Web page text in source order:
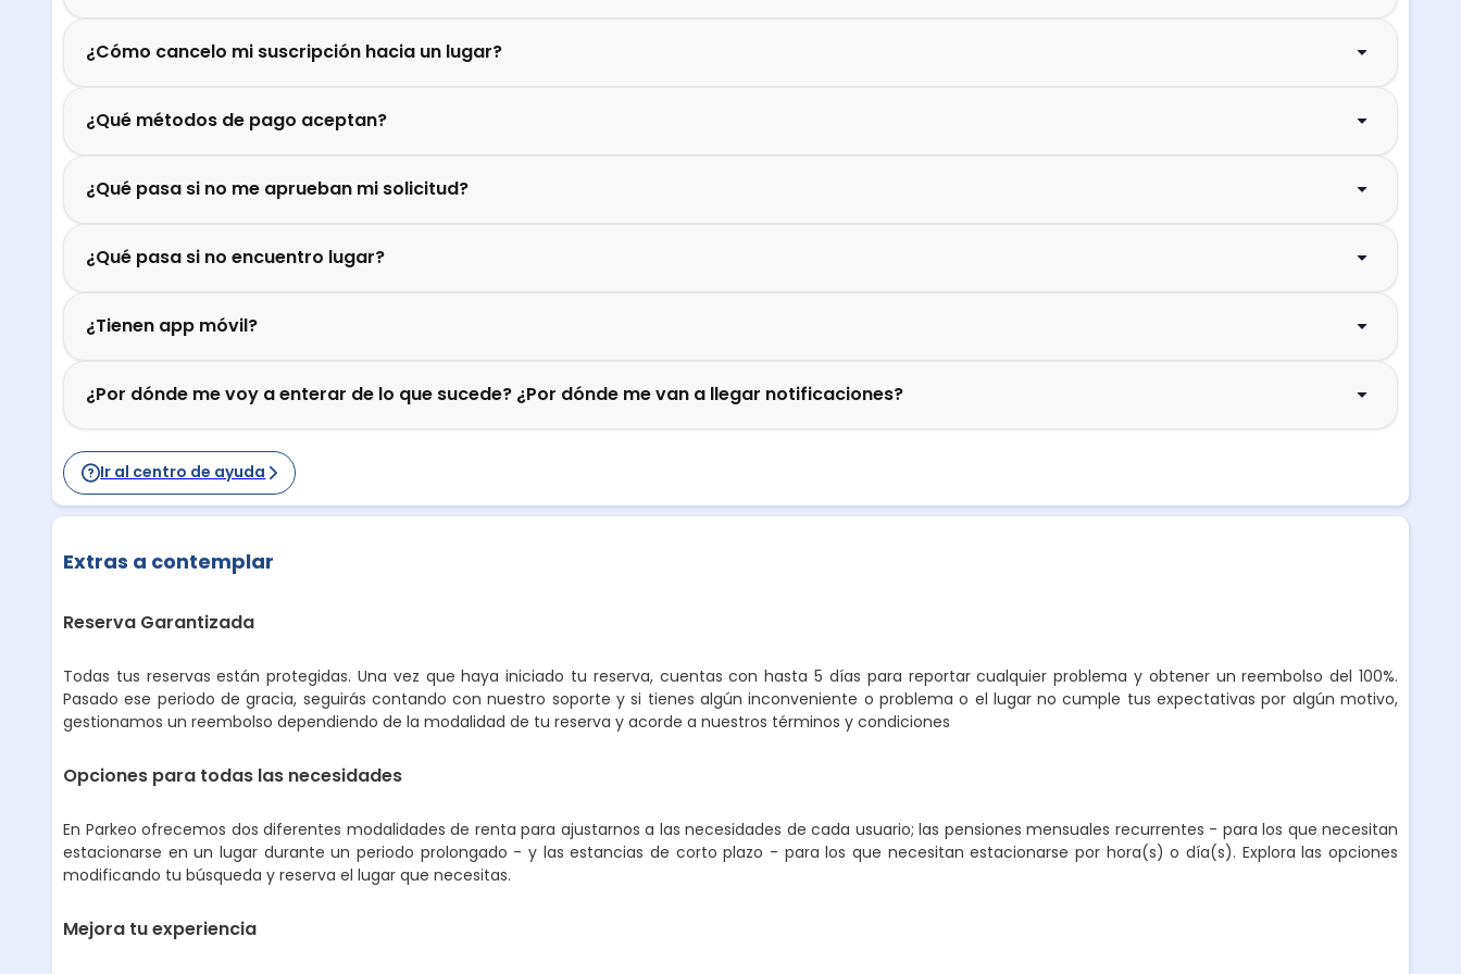
¿Cómo cancelo mi suscripción hacia un lugar?
¿Qué métodos de pago aceptan?
¿Qué pasa si no me aprueban mi solicitud?
¿Qué pasa si no encuentro lugar?
¿Tienen app móvil?
¿Por dónde me voy a enterar de lo que sucede? ¿Por dónde me van a llegar notificaciones?
Ir al centro de ayuda
Extras a contemplar
Reserva Garantizada
Todas tus reservas están protegidas. Una vez que haya iniciado tu reserva, cuentas con hasta 5 días para reportar cualquier problema y obtener un reembolso del 100%.
Pasado ese periodo de gracia, seguirás contando con nuestro soporte y si tienes algún inconveniente o problema o el lugar no cumple tus expectativas por algún motivo,
gestionamos un reembolso dependiendo de la modalidad de tu reserva y acorde a nuestros términos y condiciones
Opciones para todas las necesidades
En Parkeo ofrecemos dos diferentes modalidades de renta para ajustarnos a las necesidades de cada usuario; las pensiones mensuales recurrentes - para los que necesitan
estacionarse en un lugar durante un periodo prolongado - y las estancias de corto plazo - para los que necesitan estacionarse por hora(s) o día(s). Explora las opciones
modificando tu búsqueda y reserva el lugar que necesitas.
Mejora tu experiencia